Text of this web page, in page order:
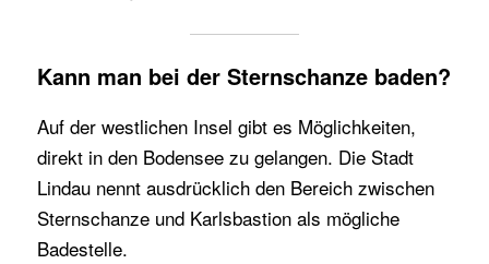
Kann man bei der Sternschanze baden?
Auf der westlichen Insel gibt es Möglichkeiten,
direkt in den Bodensee zu gelangen. Die Stadt
Lindau nennt ausdrücklich den Bereich zwischen
Sternschanze und Karlsbastion als mögliche
Badestelle.